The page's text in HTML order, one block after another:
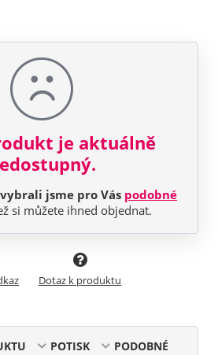
je aktuálně
vybrali jsme pro Vás podobné
si můžete ihned objednat.
Dotaz k produktu
POTISK PODOBNÉ